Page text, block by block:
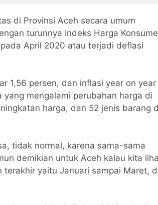
di Provinsi Aceh secara umum
turunnya Indeks Harga
April 2020 atau terjadi deflasi
1,56 persen, dan inflasi year on year
yang mengalami perubahan harga di
harga, dan 52 jenis barang
tidak normal, karena sama-sama
demikian untuk Aceh kalau kita
yaitu Januari sampai Maret,